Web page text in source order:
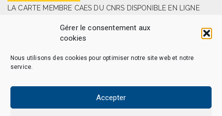
Gérer le consentement aux
cookies
Nous utilisons des cookies pour optimiser notre site web et notre
service.
Accepter
LA CARTE MEMBRE CAES DU CNRS DISPONIBLE EN LIGNE
En savoir plus
Politique de confidentialité
Politique de cookies (EU)